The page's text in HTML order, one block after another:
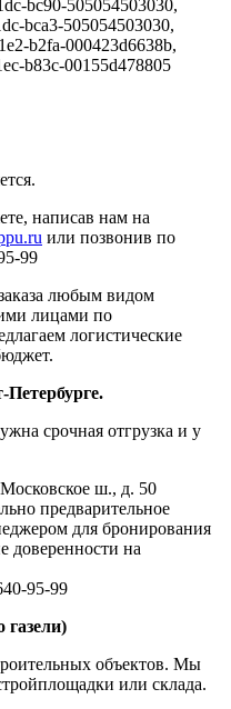
bc90-505054503030,
bca3-505054503030,
b2fa-000423d6638b,
b83c-00155d478805
написав нам на
или позвонив по
99
любым видом
лицами по
логистические
срочная отгрузка и у
ш., д. 50
предварительное
для бронирования
доверенности на
95-99
объектов. Мы
или склада.